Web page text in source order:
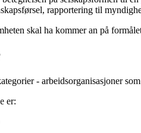
rapportering til
skal ha kommer an på
- arbeidsorganisasjoner
er: